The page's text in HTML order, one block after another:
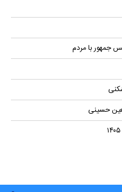
جمهور با مردم
حسینی